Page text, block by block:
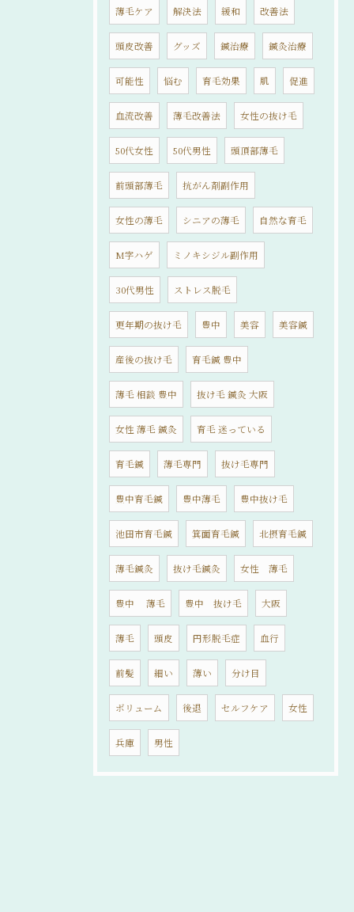
薄毛ケア 解決法 緩和 改善法
頭皮改善 グッズ 鍼治療 鍼灸治療
可能性 悩む 育毛効果 肌 促進
血流改善 薄毛改善法 女性の抜け毛
50代女性 50代男性 頭頂部薄毛
前頭部薄毛 抗がん剤副作用
女性の薄毛 シニアの薄毛 自然な育毛
M字ハゲ ミノキシジル副作用
30代男性 ストレス脱毛
更年期の抜け毛 豊中 美容 美容鍼
産後の抜け毛 育毛鍼 豊中
薄毛 相談 豊中 抜け毛 鍼灸 大阪
女性 薄毛 鍼灸 育毛 迷っている
育毛鍼 薄毛専門 抜け毛専門
豊中育毛鍼 豊中薄毛 豊中抜け毛
池田市育毛鍼 箕面育毛鍼 北摂育毛鍼
薄毛鍼灸 抜け毛鍼灸 女性 薄毛
豊中 薄毛 豊中 抜け毛 大阪
薄毛 頭皮 円形脱毛症 血行
前髪 細い 薄い 分け目
ボリューム 後退 セルフケア 女性
兵庫 男性